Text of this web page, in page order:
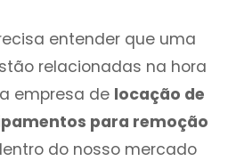
entender que uma
relacionadas na hora
empresa de locação de
para remoção
do nosso mercado